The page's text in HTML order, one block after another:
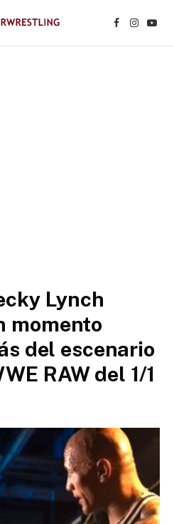
Facebook
Lynch
momento
del escenario
RAW del 1/1